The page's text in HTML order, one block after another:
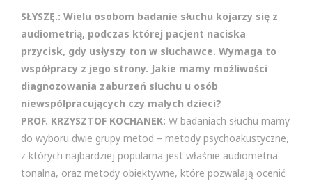
SŁYSZĘ.: Wielu osobom badanie słuchu kojarzy się z
audiometrią, podczas której pacjent naciska
przycisk, gdy usłyszy ton w słuchawce. Wymaga to
współpracy z jego strony. Jakie mamy możliwości
diagnozowania zaburzeń słuchu u osób
niewspółpracujących czy małych dzieci?
PROF. KRZYSZTOF KOCHANEK: W badaniach słuchu mamy
do wyboru dwie grupy metod – metody psychoakustyczne,
z których najbardziej popularna jest właśnie audiometria
tonalna, oraz metody obiektywne, które pozwalają ocenić